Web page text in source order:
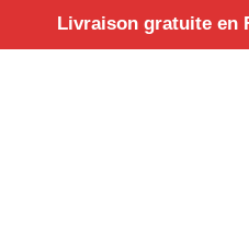
Livraison gratuite en